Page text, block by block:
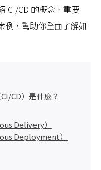
CI/CD 的概念、重要
例，幫助你全面了解如
CD）是什麼？
Delivery）
Deployment）